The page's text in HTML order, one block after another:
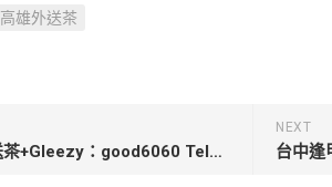
高雄外送茶
NEXT
台北中正區外送茶+Gleezy：good6060 Telegram：good6060【小菲】162cm/46kg/Ecup/24歲配合度高